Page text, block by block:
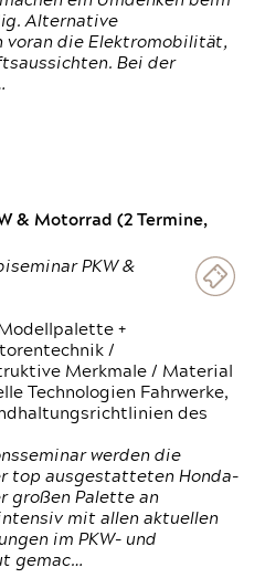
Alternative
voran die Elektromobilität,
Bei der
& Motorrad (2 Termine,
PKW &
+
/
Merkmale / Material
Technologien Fahrwerke,
des
werden die
top ausgestatteten Honda-
großen Palette an
mit allen aktuellen
im PKW- und
gemac…